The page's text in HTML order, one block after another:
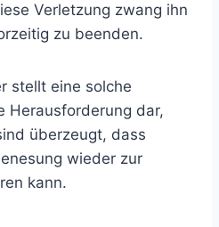
Verletzung zwang ihn
zu beenden.
stellt eine solche
Herausforderung dar,
überzeugt, dass
wieder zur
kann.